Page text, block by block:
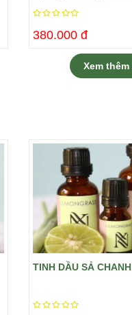
380.000 đ
Xem thêm
TINH DẦU SẢ CHANH